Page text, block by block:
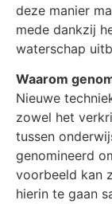
deze manier
mede dankzij
waterschap
Waarom
Nieuwe
zowel het
tussen
genomineerd
voorbeeld kan
hierin te gaan